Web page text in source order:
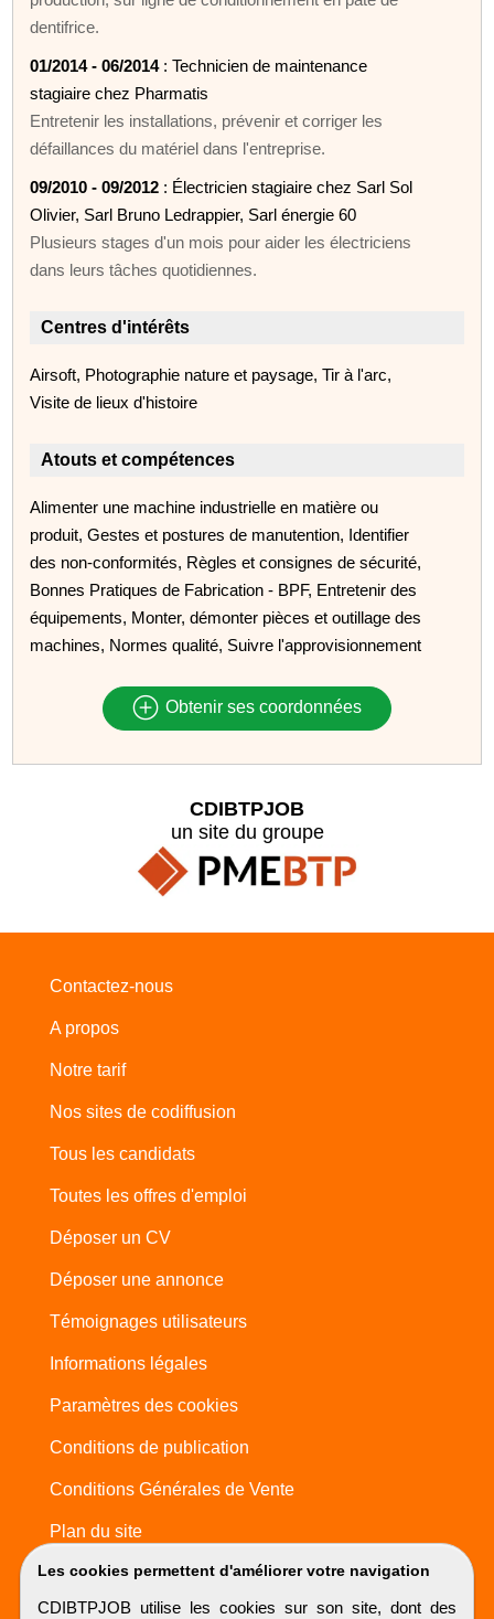
dentifrice.
01/2014 - 06/2014: Technicien de maintenance
stagiaire chez Pharmatis
Entretenir les installations, prévenir et corriger les
défaillances du matériel dans l'entreprise.
09/2010 - 09/2012 : Électricien stagiaire chez Sarl Sol
Olivier, Sarl Bruno Ledrappier, Sarl énergie 60
Plusieurs stages d'un mois pour aider les électriciens
dans leurs tâches quotidiennes.
Centres d'intérêts
Airsoft, Photographie nature et paysage, Tir à l'arc,
Visite de lieux d'histoire
Atouts et compétences
Alimenter une machine industrielle en matière ou
produit, Gestes et postures de manutention, Identifier
des non-conformités, Règles et consignes de sécurité,
Bonnes Pratiques de Fabrication - BPF, Entretenir des
équipements, Monter, démonter pièces et outillage des
machines, Normes qualité, Suivre l'approvisionnement
Obtenir ses coordonnées
Les cookies permettent d'améliorer votre navigation
CDIBTPJOB utilise les cookies sur son site, dont des
CDIBTPJOB
un site du groupe
Contactez-nous
A propos
Notre tarif
Nos sites de codiffusion
Tous les candidats
Toutes les offres d'emploi
Déposer un CV
Déposer une annonce
Témoignages utilisateurs
Informations légales
Paramètres des cookies
Conditions de publication
Conditions Générales de Vente
Plan du site